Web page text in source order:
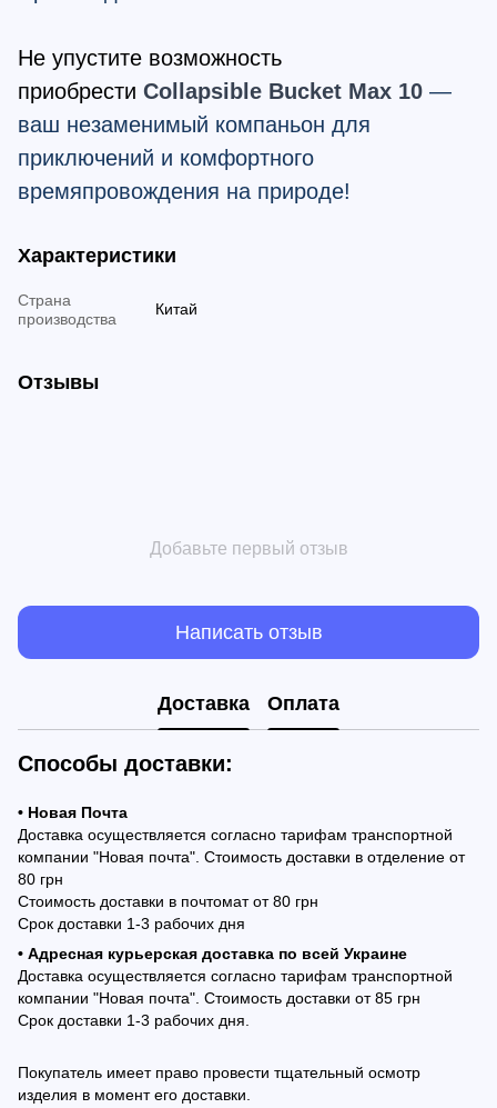
Не упустите возможность
приобрести Collapsible Bucket Max 10 —
ваш незаменимый компаньон для
приключений и комфортного
времяпровождения на природе!
Характеристики
Страна
производства
Китай
Отзывы
Добавьте первый отзыв
Написать отзыв
Доставка Оплата
Способы доставки:
• Новая Почта
Доставка осуществляется согласно тарифам транспортной
компании "Новая почта". Стоимость доставки в отделение от
80 грн
Стоимость доставки в почтомат от 80 грн
Срок доставки 1-3 рабочих дня
• Адресная курьерская доставка по всей Украине
Доставка осуществляется согласно тарифам транспортной
компании "Новая почта". Стоимость доставки от 85 грн
Срок доставки 1-3 рабочих дня.
Покупатель имеет право провести тщательный осмотр
изделия в момент его доставки.